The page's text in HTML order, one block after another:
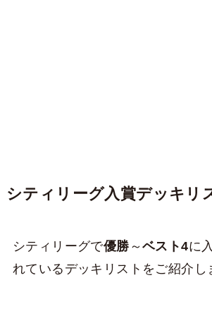
シティリーグ入賞デッキリ
シティリーグで優勝 ～ ベスト4に
れているデッキリストをご紹介し